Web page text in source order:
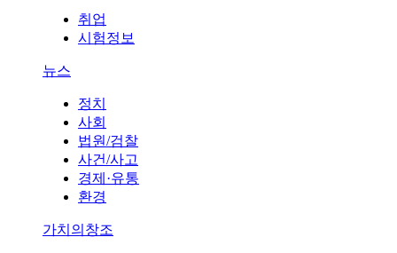
취업
시험정보
뉴스
정치
사회
법원/검찰
사건/사고
경제·유통
환경
가치의창조